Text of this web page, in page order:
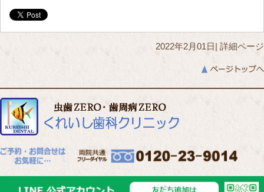
2022年2月01日| 詳細ページ